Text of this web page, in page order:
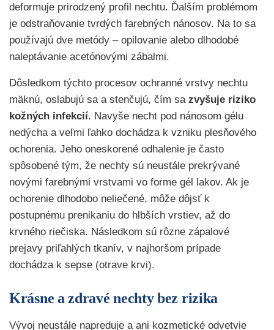
deformuje prirodzený profil nechtu. Ďalším problémom
je odstraňovanie tvrdých farebných nánosov. Na to sa
používajú dve metódy – opilovanie alebo dlhodobé
naleptávanie acetónovými zábalmi.
Dôsledkom týchto procesov ochranné vrstvy nechtu
mäknú, oslabujú sa a stenčujú, čím sa zvyšuje riziko
kožných infekcií. Navyše necht pod nánosom gélu
nedýcha a veľmi ľahko dochádza k vzniku plesňového
ochorenia. Jeho oneskorené odhalenie je často
spôsobené tým, že nechty sú neustále prekrývané
novými farebnými vrstvami vo forme gél lakov. Ak je
ochorenie dlhodobo neliečené, môže dôjsť k
postupnému prenikaniu do hlbších vrstiev, až do
krvného riečiska. Následkom sú rôzne zápalové
prejavy priľahlých tkanív, v najhoršom prípade
dochádza k sepse (otrave krvi).
Krásne a zdravé nechty bez rizika
Vývoj neustále napreduje a ani kozmetické odvetvie